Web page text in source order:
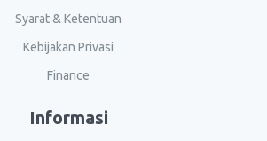
Syarat & Ketentuan
Kebijakan Privasi
Finance
Informasi